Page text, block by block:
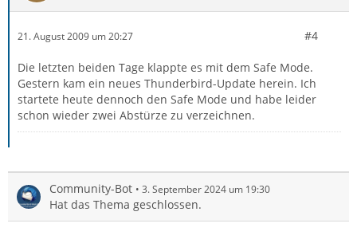
21. August 2009 um 20:27 #4
Die letzten beiden Tage klappte es mit dem Safe Mode.
Gestern kam ein neues Thunderbird-Update herein. Ich
startete heute dennoch den Safe Mode und habe leider
schon wieder zwei Abstürze zu verzeichnen.
Community-Bot 3. September 2024 um 19:30
Hat das Thema geschlossen.